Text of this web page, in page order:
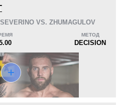
поражений:
22
Финиши в первом раунде
организациям
VS. ZHUMAGULOV
МЕТОД
DECISION